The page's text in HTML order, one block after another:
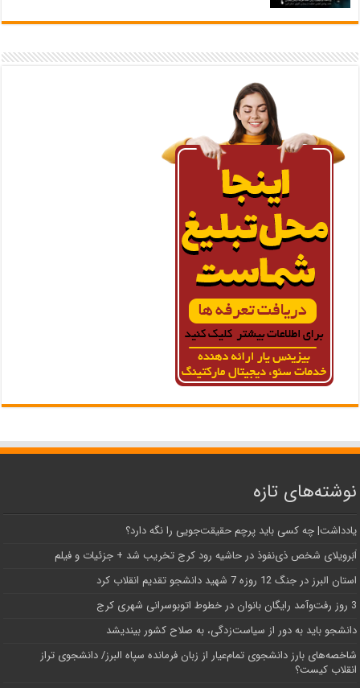
نوشته‌های تازه
یادداشت| ‌چه کسی باید پرچم حقیقت‌جویی را نگه دارد؟
اَبَر‌ویلای شخص ذی‌نفوذ در حاشیه‌ رود کرج تخریب شد + جزئیات و فیلم
استان البرز در جنگ 12 روزه 7 شهید دانشجو تقدیم انقلاب کرد
3 روز رفت‌وآمد رایگان بانوان در خطوط اتوبوسرانی شهری کرج
دانشجو باید به دور از سیاست‌زدگی، به صلاح کشور بیندیشد
شاخصه‌های بارز دانشجوی تمام‌عیار از زبان فرمانده سپاه البرز/ دانشجوی تراز
انقلاب کیست؟